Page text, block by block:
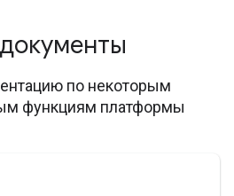
по некоторым
функциям платформы